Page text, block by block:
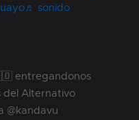
♬ sonido
entregandonos
del Alternativo
@kandavu